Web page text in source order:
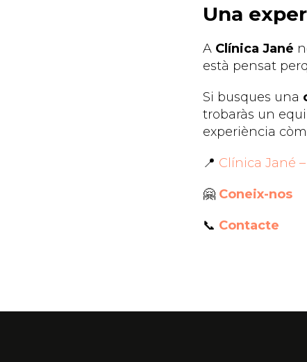
Una
A Clínica Jané
està pensat
Si busques una
trobaràs un
experiència
📍 Clínica Jané
🤗 Coneix-nos
📞 Contacte